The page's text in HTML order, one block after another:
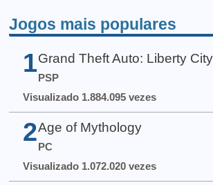
Jogos mais populares
1 Grand Theft Auto: Liberty
PSP
Visualizado 1.884.095 vezes
2 Age of Mythology
PC
Visualizado 1.072.020 vezes